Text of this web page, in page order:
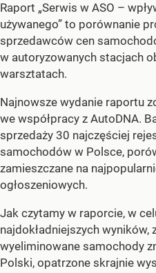
Raport „Serwis w ASO –
używanego” to porównanie
sprzedawców cen
w autoryzowanych stacjach
warsztatach.
Najnowsze wydanie raportu
we współpracy z AutoDNA.
sprzedaży 30 najczęściej
samochodów w Polsce,
zamieszczane na
ogłoszeniowych.
Jak czytamy w raporcie, w
najdokładniejszych wyników,
wyeliminowane samochody
Polski, opatrzone skrajnie